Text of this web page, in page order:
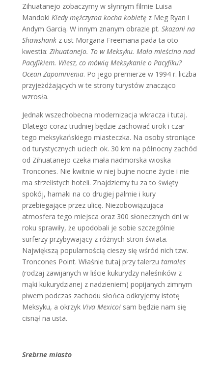
Zihuatanejo zobaczymy w słynnym filmie Luisa
Mandoki Kiedy mężczyzna kocha kobietęz Meg Ryan i
Andym Garcią. W innym znanym obrazie pt. Skazani na
Shawshankz ust Morgana Freemana pada ta oto
kwestia: Zihuatanejo. To w Meksyku. Mała mieścina nad
Pacyfikiem. Wiesz, co mówią Meksykanie o Pacyfiku?
Ocean Zapomnienia. Po jego premierze w 1994 r. liczba
przyjeżdżających w te strony turystów znacząco
wzrosła.
Jednak wszechobecna modernizacja wkracza i tutaj.
Dlatego coraz trudniej będzie zachować urok i czar
tego meksykańskiego miasteczka. Na osoby stroniące
od turystycznych uciech ok. 30 km na północny zachód
od Zihuatanejo czeka mała nadmorska wioska
Troncones. Nie kwitnie w niej bujne nocne życie i nie
ma strzelistych hoteli. Znajdziemy tu za to święty
spokój, hamaki na co drugiej palmie i kury
przebiegające przez ulicę. Niezobowiązująca
atmosfera tego miejsca oraz 300 słonecznych dni w
roku sprawiły, że upodobali je sobie szczególnie
surferzy przybywający z różnych stron świata.
Największą popularnością cieszy się wśród nich tzw.
Troncones Point. Właśnie tutaj przy talerzu tamales
(rodzaj zawijanych w liście kukurydzy naleśników z
mąki kukurydzianej z nadzieniem) popijanych zimnym
piwem podczas zachodu słońca odkryjemy istotę
Meksyku, a okrzyk Viva Mexico! sam będzie nam się
cisnął na usta.
Srebrne miasto